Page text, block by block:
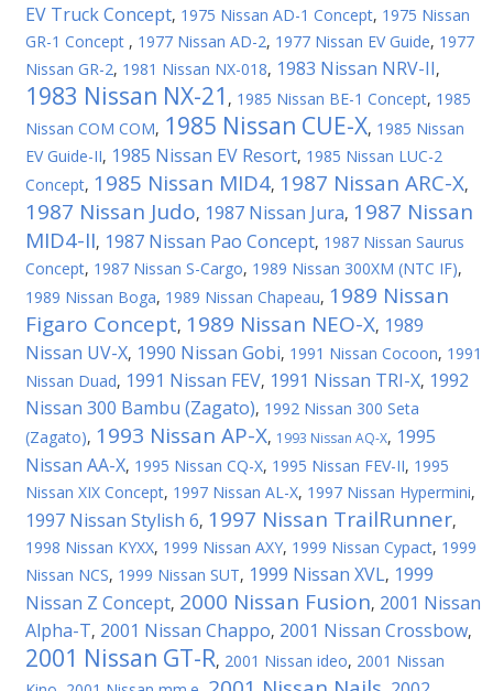
EV Truck Concept, 1975 Nissan AD-1 Concept, 1975 Nissan
GR-1 Concept , 1977 Nissan AD-2, 1977 Nissan EV Guide, 1977
Nissan GR-2, 1981 Nissan NX-018, 1983 Nissan NRV-II,
1983 Nissan NX-21 , 1985 Nissan BE-1 Concept, 1985
Nissan COM COM, 1985 Nissan CUE-X, 1985 Nissan
EV Guide-II, 1985 Nissan EV Resort, 1985 Nissan LUC-2
Concept, 1985 Nissan MID4, 1987 Nissan ARC-X,
1987 Nissan Judo, 1987 Nissan Jura, 1987 Nissan
MID4-II, 1987 Nissan Pao Concept, 1987 Nissan Saurus
Concept, 1987 Nissan S-Cargo, 1989 Nissan 300XM (NTC IF),
1989 Nissan Boga, 1989 Nissan Chapeau, 1989 Nissan
Figaro Concept, 1989 Nissan NEO-X, 1989
Nissan UV-X, 1990 Nissan Gobi, 1991 Nissan Cocoon, 1991
Nissan Duad, 1991 Nissan FEV, 1991 Nissan TRI-X, 1992
Nissan 300 Bambu (Zagato), 1992 Nissan 300 Seta
(Zagato), 1993 Nissan AP-X, 1993 Nissan AQ-X, 1995
Nissan AA-X, 1995 Nissan CQ-X, 1995 Nissan FEV-II, 1995
Nissan XIX Concept, 1997 Nissan AL-X, 1997 Nissan Hypermini,
1997 Nissan Stylish 6, 1997 Nissan TrailRunner,
1998 Nissan KYXX, 1999 Nissan AXY, 1999 Nissan Cypact, 1999
Nissan NCS, 1999 Nissan SUT, 1999 Nissan XVL, 1999
Nissan Z Concept, 2000 Nissan Fusion, 2001 Nissan
Alpha-T, 2001 Nissan Chappo, 2001 Nissan Crossbow,
2001 Nissan GT-R, 2001 Nissan ideo, 2001 Nissan